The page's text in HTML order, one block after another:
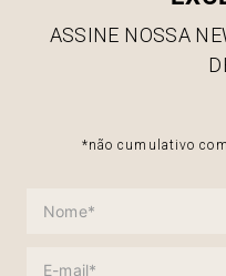
ASSINE NOSSA
*não cumulativo